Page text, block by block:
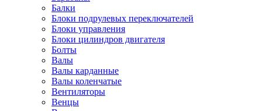
Балки
Блоки подрулевых переключателей
Блоки управления
Блоки цилиндров двигателя
Болты
Валы
Валы карданные
Валы коленчатые
Вентиляторы
Венцы